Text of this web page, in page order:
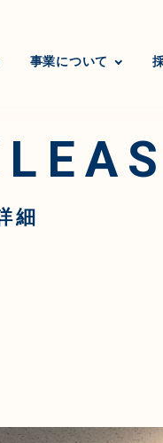
事業について
細